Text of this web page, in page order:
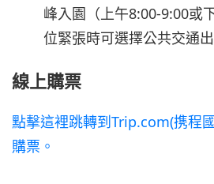
峰入園（上午8:00-9:00或
位緊張時可選擇公共交通出
線上購票
點擊這裡跳轉到Trip.com(携程
購票。